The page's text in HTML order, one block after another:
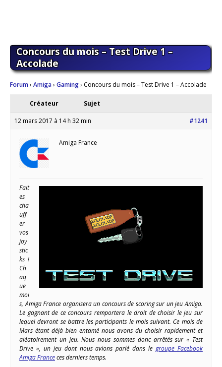
Concours du mois – Test Drive 1 –
Accolade
Forum› Amiga› Gaming› Concours du mois – Test Drive 1 – Accolade
Créateur Sujet
12 mars 2017 à 14 h 32 min #1241
Amiga France
Fait
es
cha
uff
er
vos
joy
stic
ks !
Ch
aq
ue
moi
s, Amiga France organisera un concours de scoring sur un jeu Amiga.
Le gagnant de ce concours remportera le droit de choisir le jeu sur
lequel devront se battre les participants le mois suivant. Ce mois de
Mars étant déjà bien entamé nous avons du choisir rapidement et
aléatoirement un jeu. Nous nous sommes donc arrêtés sur « Test
Drive », un jeu dont nous avions parlé dans legroupe Facebook
Amiga Franceces derniers temps.